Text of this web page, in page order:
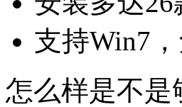
支持Win7，
怎么样是不是